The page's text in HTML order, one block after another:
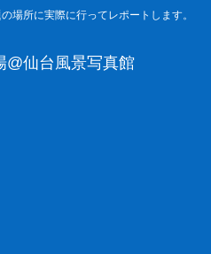
場所に実際に行ってレポートします。
@仙台風景写真館